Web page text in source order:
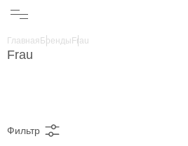
Главная Бренды Frau
Frau
Фильтр